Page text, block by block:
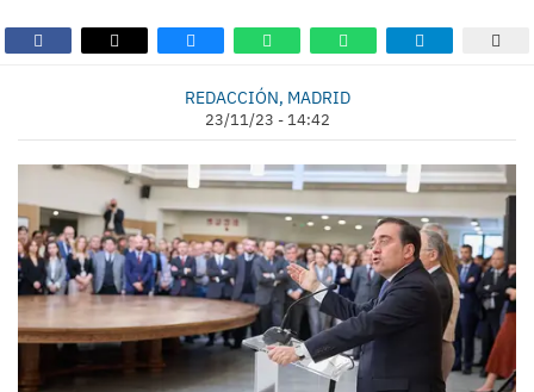
REDACCIÓN, MADRID
23/11/23 - 14:42